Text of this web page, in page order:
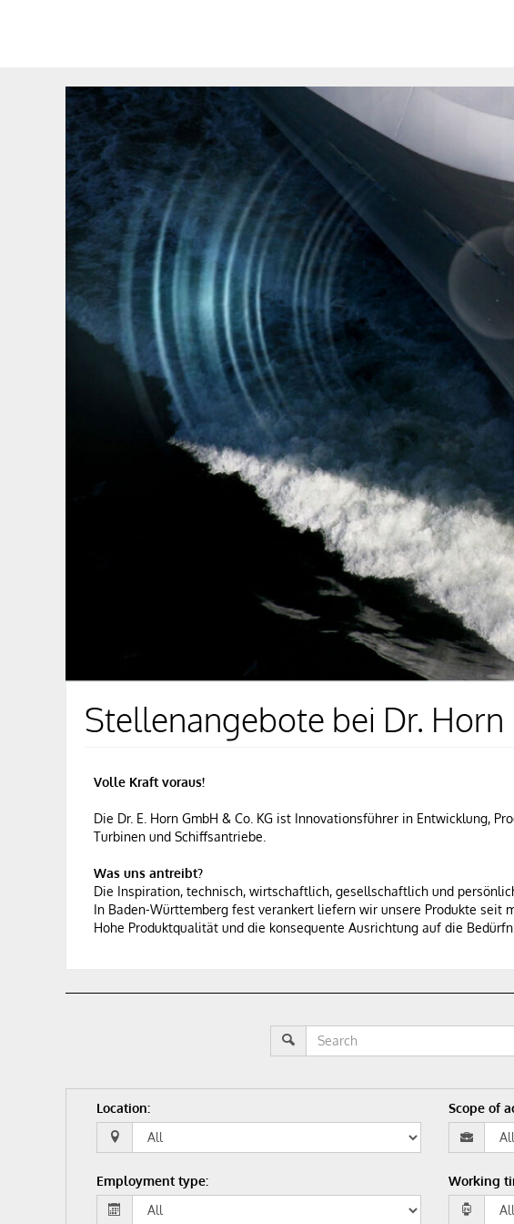
Stellenangebote bei Dr. Horn
Volle Kraft voraus!
Die Dr. E. Horn GmbH & Co. KG ist Innovationsführer in Entwicklung,
Turbinen und Schiffsantriebe.
Was uns antreibt?
Die Inspiration, technisch, wirtschaftlich, gesellschaftlich und
In Baden-Württemberg fest verankert liefern wir unsere Produkte seit
Hohe Produktqualität und die konsequente Ausrichtung auf die
Location: Scope of
Employment type: Working